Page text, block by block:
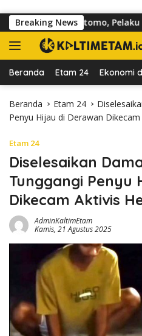
Breaking News
dr Sutomo, Pelaku Usaha
Beranda Etam 24 Ekonomi
Beranda Etam 24
Penyu Hijau di Derawan
Etam 24
Diselesaikan
Tunggangi Penyu
Dikecam Aktivis
AdminKaltimEtam
Kamis, 21 Agustus 2025